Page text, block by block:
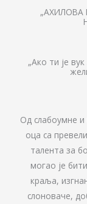
„АХИЛОВА
„Ако ти је
Од слабоумне и
оца са
талента за
могао је
краља,
слоноваче,